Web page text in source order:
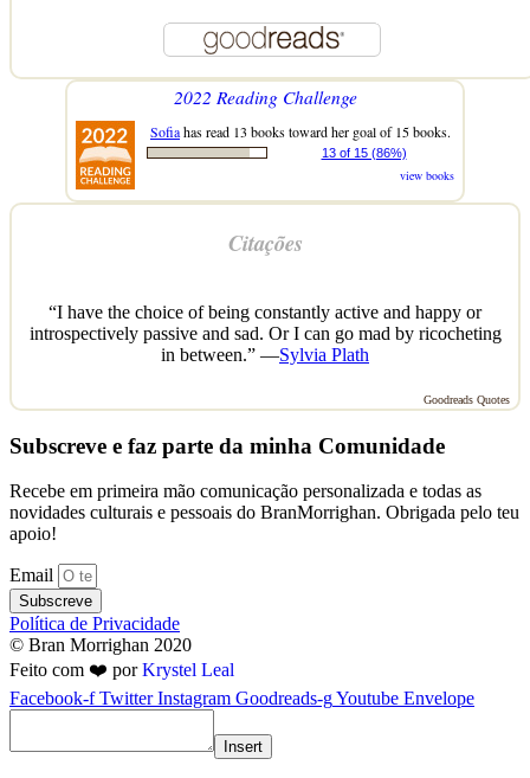
2022 Reading Challenge
Sofiahas read 13 books toward her goal of 15 books.
13 of 15 (86%)
view books
Citações
“I have the choice of being constantly active and happy or
introspectively passive and sad. Or I can go mad by ricocheting
in between.” —Sylvia Plath
Goodreads Quotes
Subscreve e faz parte da minha Comunidade
Recebe em primeira mão comunicação personalizada e todas as
novidades culturais e pessoais do BranMorrighan. Obrigada pelo teu
apoio!
Email
Subscreve
Política de Privacidade
© Bran Morrighan 2020
Feito com ❤️ porKrystel Leal
Facebook-f Twitter Instagram Goodreads-gYoutube Envelope
Insert